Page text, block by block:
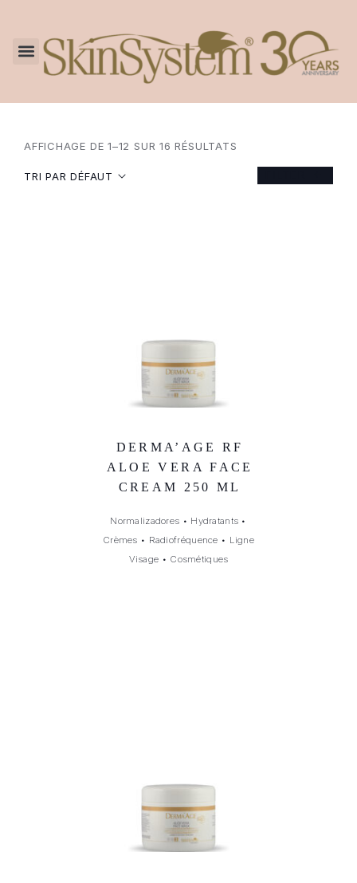
AFFICHAGE DE 1–12 SUR 16 RÉSULTATS
TRI PAR DÉFAUT
DERMA’AGE RF
ALOE VERA FACE
CREAM 250 ML
Normalizadores • Hydratants •
Crèmes • Radiofréquence • Ligne
Visage • Cosmétiques